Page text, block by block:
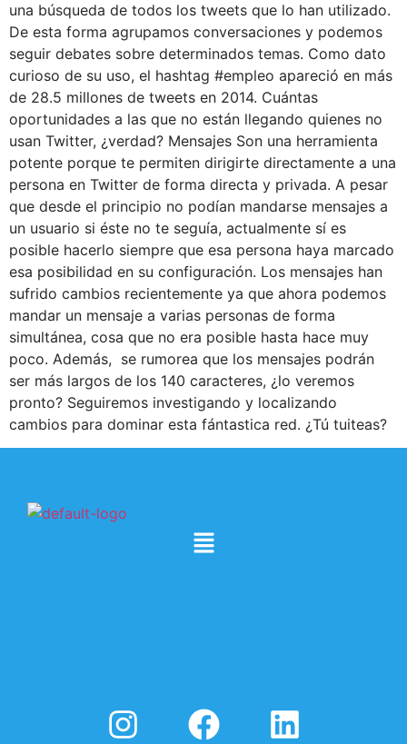
una búsqueda de todos los tweets que lo han utilizado.
De esta forma agrupamos conversaciones y podemos
seguir debates sobre determinados temas. Como dato
curioso de su uso, el hashtag #empleo apareció en más
de 28.5 millones de tweets en 2014. Cuántas
oportunidades a las que no están llegando quienes no
usan Twitter, ¿verdad? Mensajes Son una herramienta
potente porque te permiten dirigirte directamente a una
persona en Twitter de forma directa y privada. A pesar
que desde el principio no podían mandarse mensajes a
un usuario si éste no te seguía, actualmente sí es
posible hacerlo siempre que esa persona haya marcado
esa posibilidad en su configuración. Los mensajes han
sufrido cambios recientemente ya que ahora podemos
mandar un mensaje a varias personas de forma
simultánea, cosa que no era posible hasta hace muy
poco. Además, se rumorea que los mensajes podrán
ser más largos de los 140 caracteres, ¿lo veremos
pronto? Seguiremos investigando y localizando
cambios para dominar esta fántastica red. ¿Tú tuiteas?